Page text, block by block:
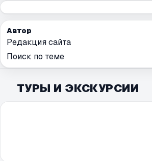
Автор
Редакция сайта
Поиск по теме
ТУРЫ И ЭКСКУРСИИ